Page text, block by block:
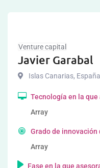
Venture capital
Javier Garabal
Islas Canarias, España
Tecnología en la que
Array
Grado de innovación
Array
Fase en la que